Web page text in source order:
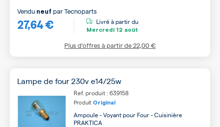
27,64 €
Vendu neuf parTecnoparts
Livré à partir du
Mercredi 12 août
Plus d’offres à partir de22,00 €
Lampe de four 230v e14/25w
Ref. produit : 639158
Produit Original
Ampoule - Voyant pour Four - Cuisinière
PRAKTICA